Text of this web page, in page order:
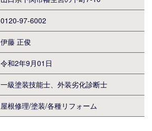
0120-97-6002
伊藤 正俊
令和2年9月01日
一級塗装技能士、外装劣化診断士
屋根修理/塗装/各種リフォーム